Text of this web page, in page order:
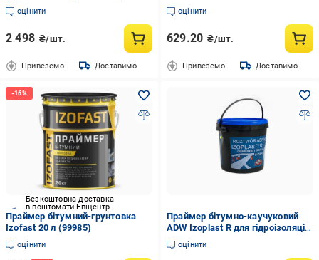
оцінити
2 498 ₴/шт.
Привеземо Доставимо
оцінити
629.20 ₴/шт.
Привеземо Доставимо
Безкоштовна доставка
в поштомати Епіцентр
Праймер бітумний-грунтовка
Izofast 20 л (99985)
оцінити
Праймер бітумно-каучуковий
ADW Izoplast R для гідроізоляції
фундаменту 20 кг (17827898)
оцінити